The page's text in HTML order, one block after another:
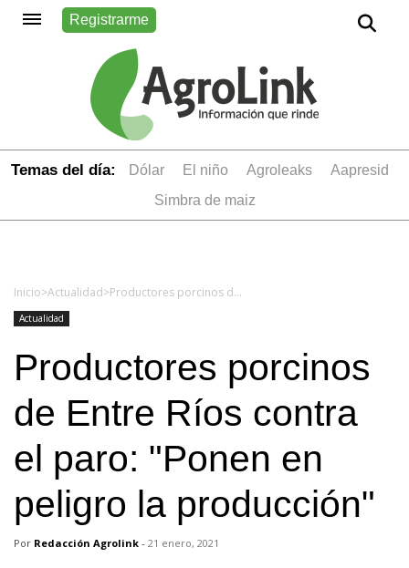
Registrarme
Temas del día: dólar el niño Agroleaks
aapresid
simbra de maiz
Inicio>Actualidad> Productores porcinos de Entre Ríos contra el paro: "Ponen en peligro la producción"
Actualidad
Productores porcinos
de Entre Ríos contra
el paro: "Ponen en
peligro la producción"
Por Redacción Agrolink - 21 enero, 2021